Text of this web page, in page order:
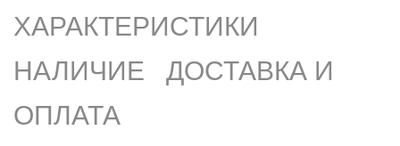
ХАРАКТЕРИСТИКИ
НАЛИЧИЕ
ДОСТАВКА И
ОПЛАТА